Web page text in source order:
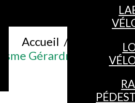
Accueil /
Gérardmer Hautes